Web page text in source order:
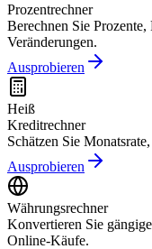
Prozentrechner
Berechnen Sie
Veränderungen.
Ausprobieren
Heiß
Kreditrechner
Schätzen Sie
Ausprobieren
Währungsrechner
Konvertieren Sie
Online-Käufe.